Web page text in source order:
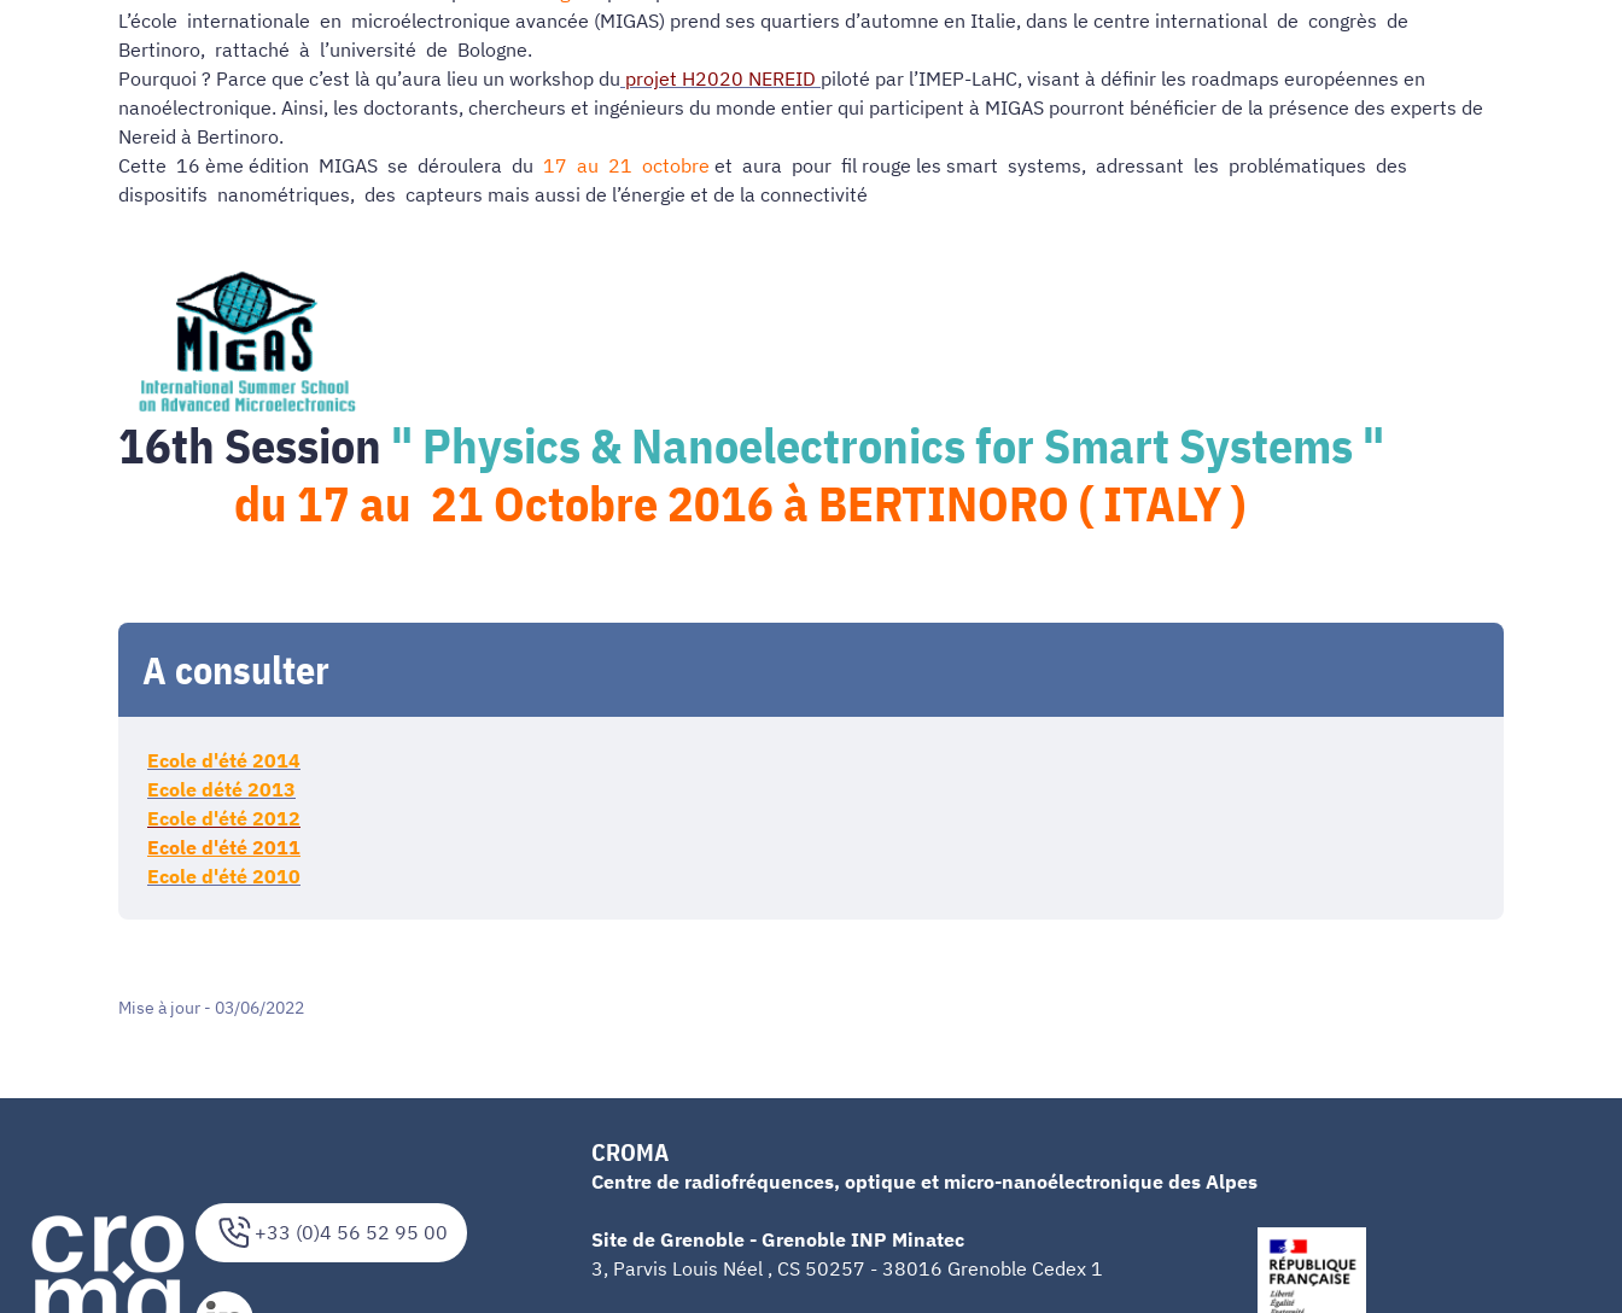
L’école internationale en microélectronique avancée (MIGAS) prend ses quartiers d’automne en Italie, dans le centre international de congrès de
Bertinoro, rattaché à l’université de Bologne.
Pourquoi ? Parce que c’est là qu’aura lieu un workshop du projet H2020 NEREID piloté par l’IMEP-LaHC, visant à définir les roadmaps européennes en
nanoélectronique. Ainsi, les doctorants, chercheurs et ingénieurs du monde entier qui participent à MIGAS pourront bénéficier de la présence des experts de
Nereid à Bertinoro.
Cette 16 ème édition MIGAS se déroulera du 17 au 21 octobre et aura pour fil rouge les smart systems, adressant les problématiques des
dispositifs nanométriques, des capteurs mais aussi de l’énergie et de la connectivité
16th Session " Physics & Nanoelectronics for Smart Systems "
du 17 au 21 Octobre 2016 à BERTINORO ( ITALY )
A consulter
Ecole d'été 2014
Ecole dété 2013
Ecole d'été 2012
Ecole d'été 2011
Ecole d'été 2010
Mise à jour - 03/06/2022
+33 (0)4 56 52 95 00
CROMA
Centre de radiofréquences, optique et micro-nanoélectronique des Alpes
Site de Grenoble - Grenoble INP Minatec
3, Parvis Louis Néel , CS 50257 - 38016 Grenoble Cedex 1